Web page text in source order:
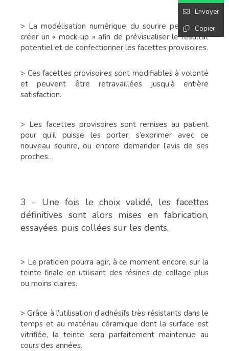
> La modélisation numérique du sourire permet de
créer un « mock-up » afin de prévisualiser le résultat
potentiel et de confectionner les facettes provisoires.
> Ces facettes provisoires sont modifiables à volonté
et peuvent être retravaillées jusqu’à entière
satisfaction.
> Les facettes provisoires sont remises au patient
pour qu’il puisse les porter, s’exprimer avec ce
nouveau sourire, ou encore demander l’avis de ses
proches…
3 - Une fois le choix validé, les facettes
définitives sont alors mises en fabrication,
essayées, puis collées sur les dents.
> Le praticien pourra agir, à ce moment encore, sur la
teinte finale en utilisant des résines de collage plus
ou moins claires.
> Grâce à l’utilisation d’adhésifs très résistants dans le
temps et au matériau céramique dont la surface est
vitrifiée, la teinte sera parfaitement maintenue au
cours des années.
Envoyer
Copier